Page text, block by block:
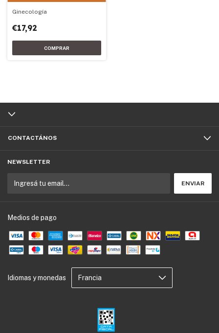
Ginecología
€17,92
CONTACTÁNOS
NEWSLETTER
Medios de pago
Idiomas y monedas